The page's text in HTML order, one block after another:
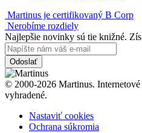
Martinus je certifikovaný B Corp
Nerobíme rozdiely
Najlepšie novinky sú tie knižné.
Odoslať
© 2000-2026 Martinus.
vyhradené.
Nastaviť cookies
Ochrana súkromia